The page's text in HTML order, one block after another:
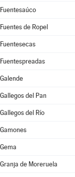
Fuentesaúco
Fuentes de Ropel
Fuentesecas
Fuentespreadas
Galende
Gallegos del Pan
Gallegos del Río
Gamones
Gema
Granja de Moreruela